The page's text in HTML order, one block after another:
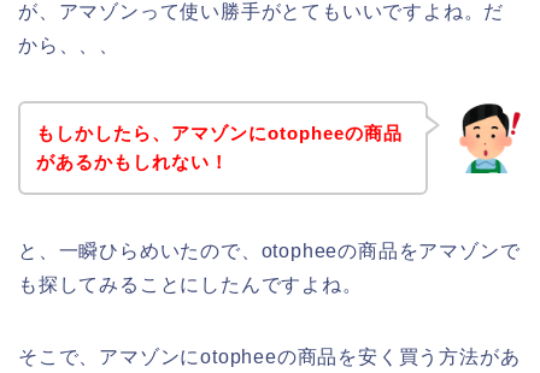
が、アマゾンって使い勝手がとてもいいですよね。だ
から、、、
もしかしたら、アマゾンにotopheeの商品
があるかもしれない！
と、一瞬ひらめいたので、otopheeの商品をアマゾンで
も探してみることにしたんですよね。
そこで、アマゾンにotopheeの商品を安く買う方法があ